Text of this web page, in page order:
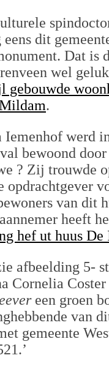
dit
Dat is
wel
gebouwde
.
Iemenhof werd
bewoond
? Zij trouwde
opdrachtgever
van dit
heeft
hef ut huus De
afbeelding 5-
Cornelia Coster
een groen
van
gemeente